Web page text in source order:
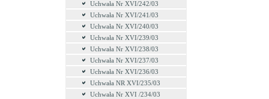
Uchwała Nr XVI/242/03
Uchwała Nr XVI/241/03
Uchwała Nr XVI/240/03
Uchwała Nr XVI/239/03
Uchwała Nr XVI/238/03
Uchwała Nr XVI/237/03
Uchwała Nr XVI/236/03
Uchwała NR XVI/235/03
Uchwała Nr XVI /234/03